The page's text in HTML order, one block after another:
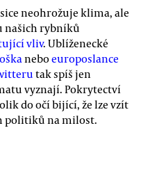
neohrožuje klima, ale
našich rybníků
vliv. Ublíženecké
neboeuroposlance
tak spíš jen
vyznají. Pokrytectví
do očí bijící, že lze vzít
politiků na milost.